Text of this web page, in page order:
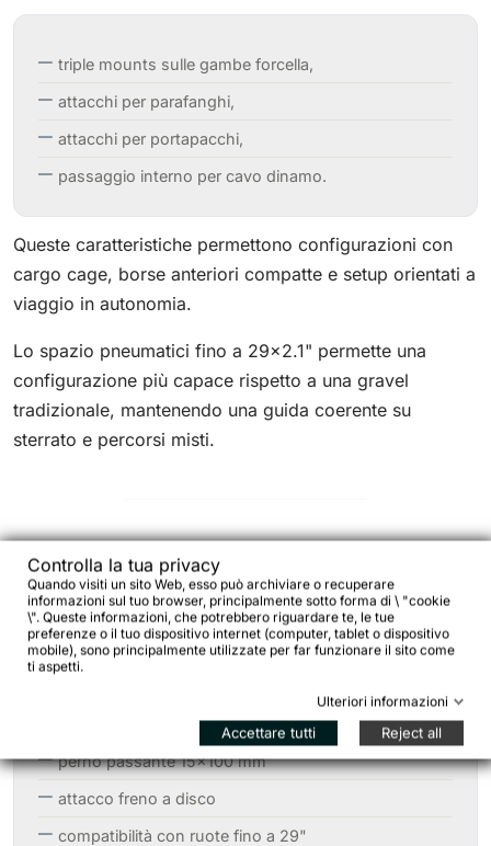
triple mounts sulle gambe forcella,
attacchi per parafanghi,
attacchi per portapacchi,
passaggio interno per cavo dinamo.
Queste caratteristiche permettono configurazioni con
cargo cage, borse anteriori compatte e setup orientati a
viaggio in autonomia.
Lo spazio pneumatici fino a 29×2.1" permette una
configurazione più capace rispetto a una gravel
tradizionale, mantenendo una guida coerente su
sterrato e percorsi misti.
Compatibilità e configurazione della
bici
La forcella utilizza:
cannotto tapered 1-1/8" – 1.5"
perno passante 15×100 mm
attacco freno a disco
compatibilità con ruote fino a 29"
Controlla la tua privacy
Quando visiti un sito Web, esso può archiviare o recuperare
informazioni sul tuo browser, principalmente sotto forma di \ "cookie
\". Queste informazioni, che potrebbero riguardare te, le tue
preferenze o il tuo dispositivo internet (computer, tablet o dispositivo
mobile), sono principalmente utilizzate per far funzionare il sito come
ti aspetti.
Ulteriori informazioni
Accettare tutti Reject all